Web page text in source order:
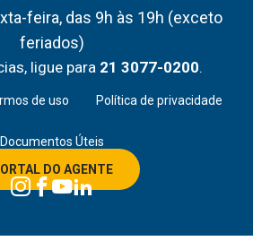
feira, das 9h às 19h (exceto
feriados)
ligue para 21 3077-0200.
de uso Política de privacidade
Documentos Úteis
DO AGENTE